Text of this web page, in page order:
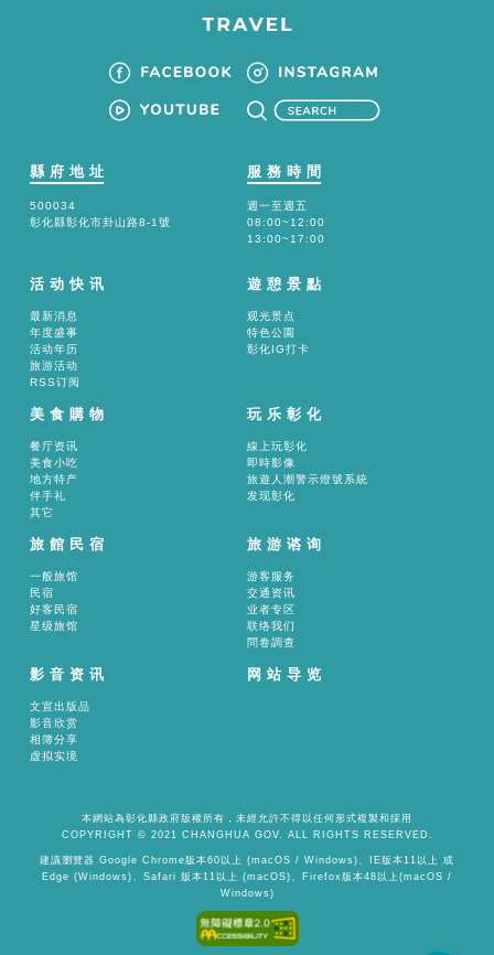
縣府地址
500034
彰化縣彰化市卦山路8-1號
服務時間
週一至週五
08:00~12:00
13:00~17:00
活动快讯
最新消息
年度盛事
活动年历
旅游活动
RSS订阅
遊憩景點
观光景点
特色公園
彰化IG打卡
美食購物
餐厅资讯
美食小吃
地方特产
伴手礼
其它
玩乐彰化
線上玩彰化
即時影像
旅遊人潮警示燈號系統
发现彰化
旅館民宿
一般旅馆
民宿
好客民宿
星级旅馆
旅游谘询
游客服务
交通资讯
业者专区
联络我们
問卷調查
影音资讯
文宣出版品
影音欣赏
相簿分享
虚拟实境
网站导览
本網站為彰化縣政府版權所有，未經允許不得以任何形式複製和採用
COPYRIGHT © 2021 CHANGHUA GOV. ALL RIGHTS RESERVED.
建議瀏覽器 Google Chrome版本60以上 (macOS / Windows)、IE版本11以上 或
Edge (Windows)、Safari 版本11以上 (macOS)、Firefox版本48以上(macOS /
Windows)